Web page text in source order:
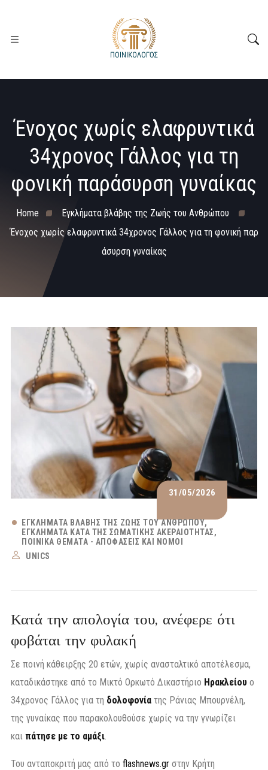
Ένοχος χωρίς ελαφρυντικά
34χρονος Γάλλος για τη
φονική παράσυρση γυναίκας
Home
Εγκλήματα βλάβης της Ζωής του Ανθρώπου
Ένοχος χωρίς ελαφρυντικά 34χρονος Γάλλος για τη φονική παρ
άσυρση γυναίκας
31/05/2026
ΕΓΚΛΉΜΑΤΑ ΒΛΆΒΗΣ ΤΗΣ ΖΩΉΣ ΤΟΥ ΑΝΘΡΏΠΟΥ
ΕΓΚΛΉΜΑΤΑ ΚΑΤΆ ΤΗΣ ΣΩΜΑΤΙΚΉΣ ΑΚΕΡΑΙΌΤΗΤΑΣ
ΠΟΙΝΙΚΆ ΘΈΜΑΤΑ - ΑΠΟΦΆΣΕΙΣ ΚΑΙ ΝΌΜΟΙ
UNICS
Κατά την απολογία του, ανέφερε ότι
φοβάται την φυλακή
Σε ποινή κάθειρξης 20 ετών, χωρίς ανασταλτικό αποτέλεσμα,
καταδικάστηκε από το Μικτό Ορκωτό Δικαστήριο Ηρακλείου ο
34χρονος Γάλλος για τη δολοφονία της Ράνιας Μπουρνέλη,
της γυναίκας που παρακολουθούσε χωρίς να την γνωρίζει
και πάτησε με το αμάξι
Του ανταποκριτή μας από το flashnews.gr στην Κρήτη